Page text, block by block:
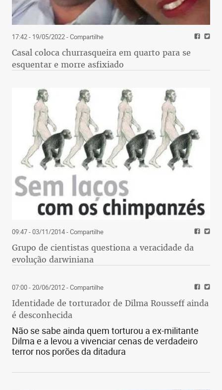
17:42 - 19/05/2022- Compartilhe
Casal coloca churrasqueira em quarto para se
esquentar e morre asfixiado
09:47 - 03/11/2014- Compartilhe
Grupo de cientistas questiona a veracidade da
evolução darwiniana
07:00 - 20/06/2012- Compartilhe
Identidade de torturador de Dilma Rousseff ainda
é desconhecida
Não se sabe ainda quem torturou a ex-militante
Dilma e a levou a vivenciar cenas de verdadeiro
terror nos porões da ditadura